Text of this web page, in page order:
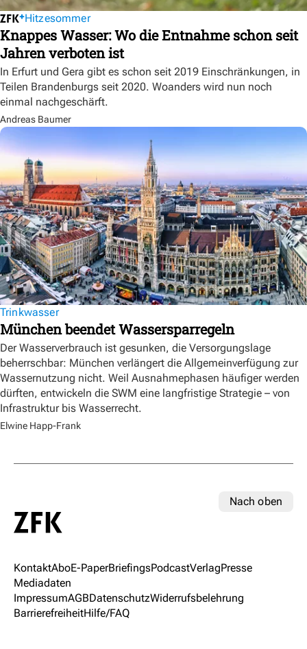
Hitzesommer
Knappes Wasser: Wo die Entnahme schon seit
Jahren verboten ist
In Erfurt und Gera gibt es schon seit 2019 Einschränkungen, in
Teilen Brandenburgs seit 2020. Woanders wird nun noch
einmal nachgeschärft.
Andreas Baumer
Trinkwasser
München beendet Wassersparregeln
Der Wasserverbrauch ist gesunken, die Versorgungslage
beherrschbar: München verlängert die Allgemeinverfügung zur
Wassernutzung nicht. Weil Ausnahmephasen häufiger werden
dürften, entwickeln die SWM eine langfristige Strategie – von
Infrastruktur bis Wasserrecht.
Elwine Happ-Frank
Nach oben
KontaktAboE-PaperBriefingsPodcastVerlagPresse
Mediadaten
ImpressumAGBDatenschutzWiderrufsbelehrung
BarrierefreiheitHilfe/FAQ